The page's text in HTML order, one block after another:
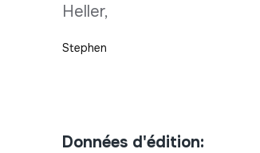
Heller,
Stephen
Données d'édition: